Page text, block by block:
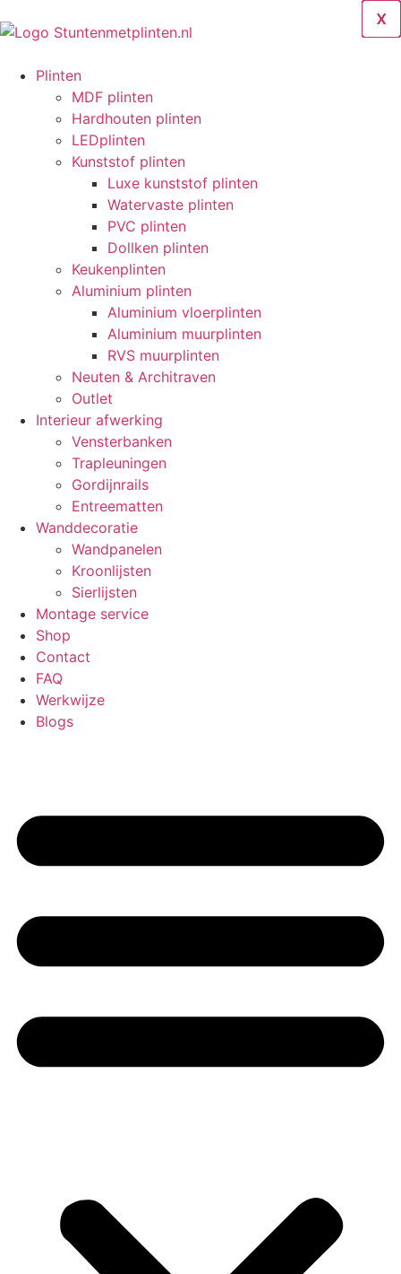
Plinten
MDF plinten
Hardhouten plinten
LEDplinten
Kunststof plinten
Luxe kunststof plinten
Watervaste plinten
PVC plinten
Dollken plinten
Keukenplinten
Aluminium plinten
Aluminium vloerplinten
Aluminium muurplinten
RVS muurplinten
Neuten & Architraven
Outlet
Interieur afwerking
Vensterbanken
Trapleuningen
Gordijnrails
Entreematten
Wanddecoratie
Wandpanelen
Kroonlijsten
Sierlijsten
Montage service
Shop
Contact
FAQ
Werkwijze
Blogs
X
X
X
X
X
X
X
X